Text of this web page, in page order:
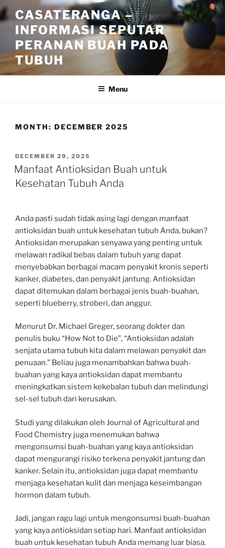
Skip
to
content
CASATERANGA –
INFORMASI SEPUTAR
PERANAN BUAH PADA
TUBUH
Menu
MONTH: DECEMBER 2025
POSTED
ON
DECEMBER 29, 2025
Manfaat Antioksidan Buah untuk
Kesehatan Tubuh Anda
Anda pasti sudah tidak asing lagi dengan manfaat
antioksidan buah untuk kesehatan tubuh Anda, bukan?
Antioksidan merupakan senyawa yang penting untuk
melawan radikal bebas dalam tubuh yang dapat
menyebabkan berbagai macam penyakit kronis seperti
kanker, diabetes, dan penyakit jantung. Antioksidan
dapat ditemukan dalam berbagai jenis buah-buahan,
seperti blueberry, stroberi, dan anggur.
Menurut Dr. Michael Greger, seorang dokter dan
penulis buku “How Not to Die”, “Antioksidan adalah
senjata utama tubuh kita dalam melawan penyakit dan
penuaan.” Beliau juga menambahkan bahwa buah-
buahan yang kaya antioksidan dapat membantu
meningkatkan sistem kekebalan tubuh dan melindungi
sel-sel tubuh dari kerusakan.
Studi yang dilakukan oleh Journal of Agricultural and
Food Chemistry juga menemukan bahwa
mengonsumsi buah-buahan yang kaya antioksidan
dapat mengurangi risiko terkena penyakit jantung dan
kanker. Selain itu, antioksidan juga dapat membantu
menjaga kesehatan kulit dan menjaga keseimbangan
hormon dalam tubuh.
Jadi, jangan ragu lagi untuk mengonsumsi buah-buahan
yang kaya antioksidan setiap hari. Manfaat antioksidan
buah untuk kesehatan tubuh Anda memang luar biasa.